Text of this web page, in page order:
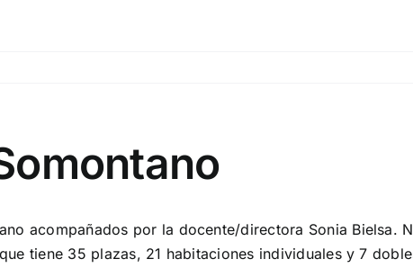
acompañados por la docente/directora Sonia Bielsa.
tiene 35 plazas, 21 habitaciones individuales y 7